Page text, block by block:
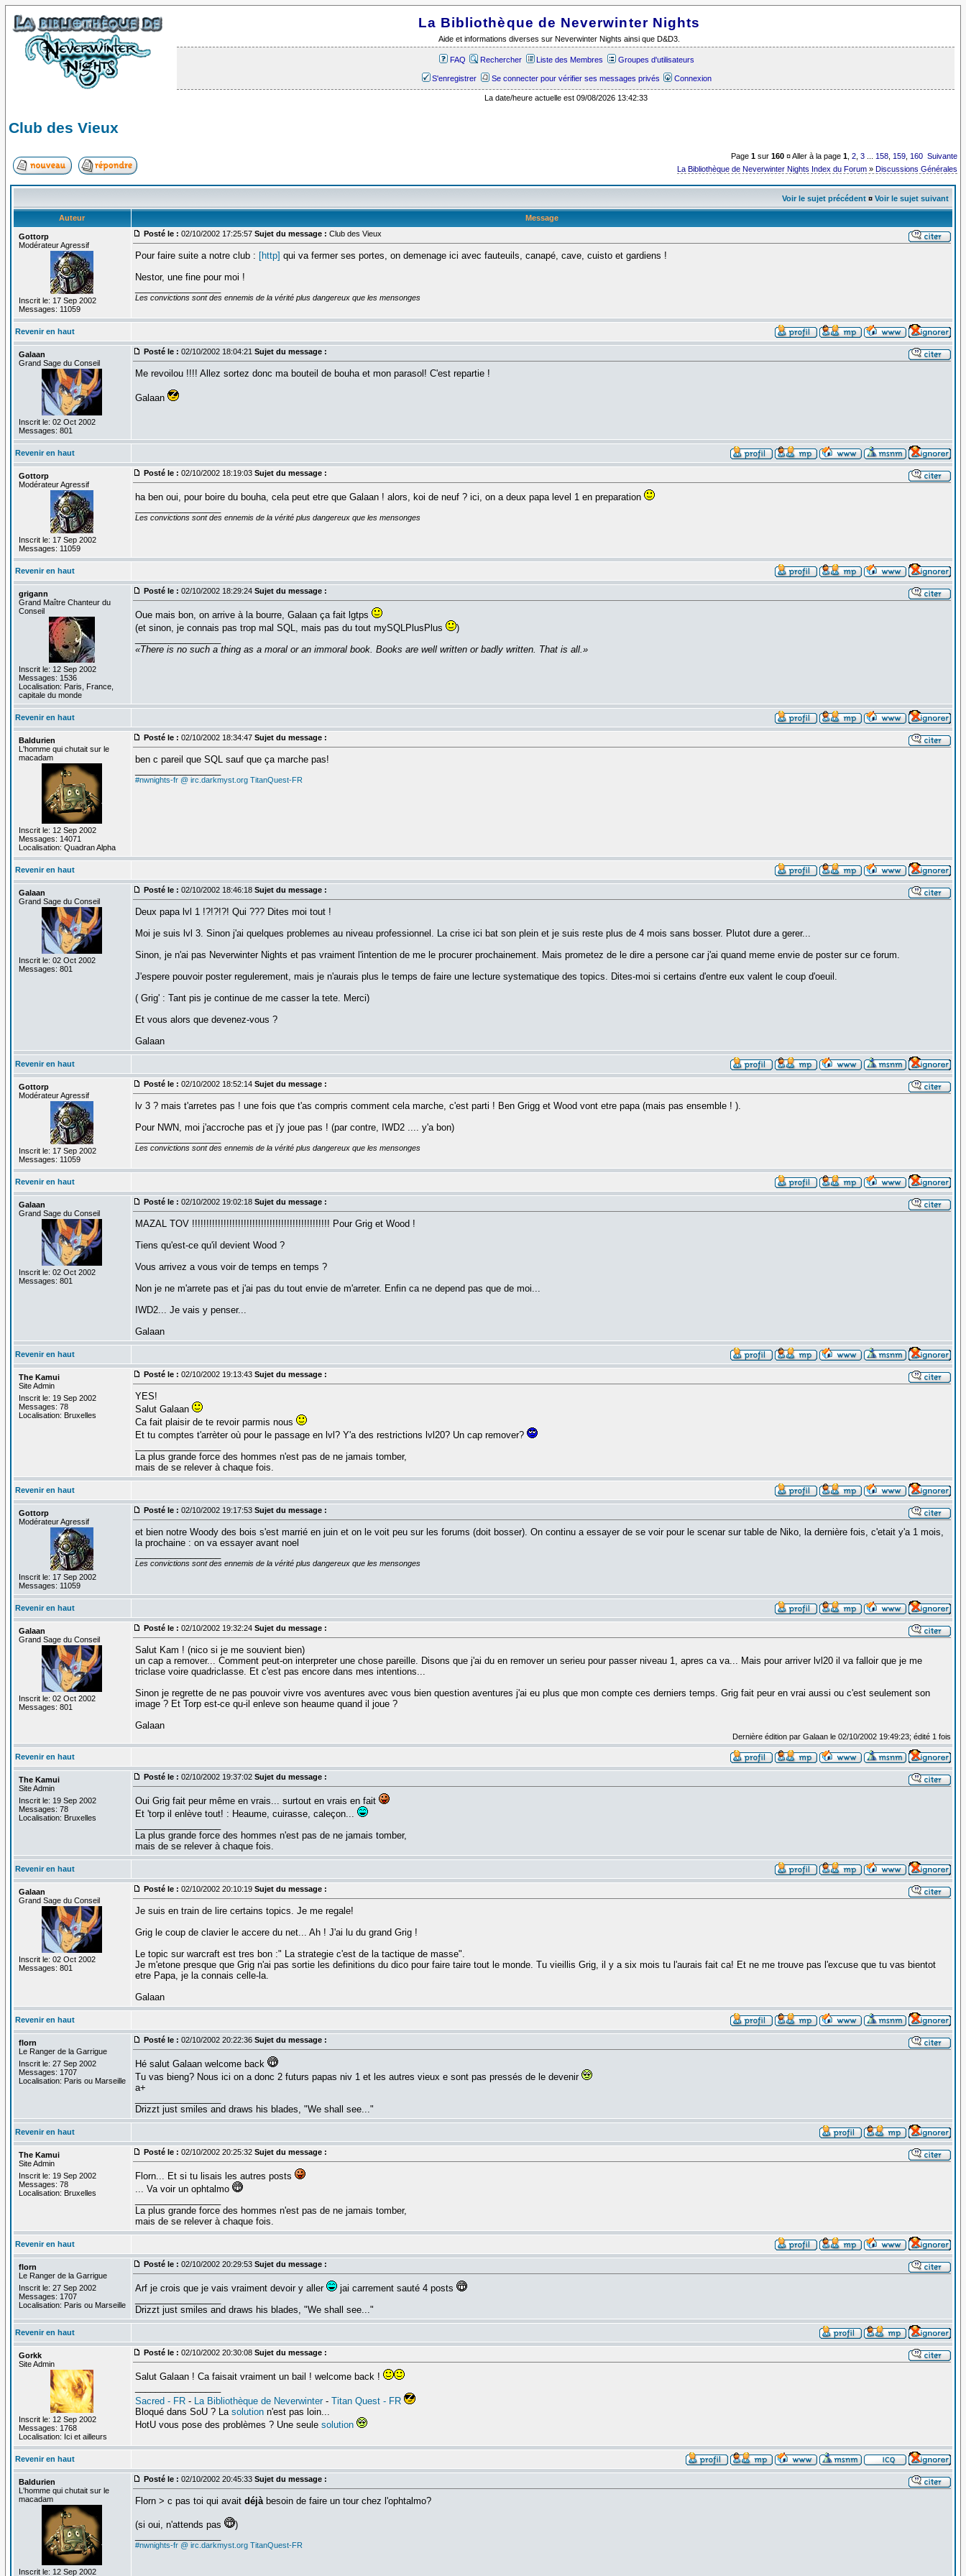
La Bibliothèque de Neverwinter Nights
Aide et informations diverses sur Neverwinter Nights ainsi que D&D3.
FAQ Rechercher Liste des Membres Groupes d'utilisateurs
S'enregistrer Se connecter pour vérifier ses messages privés Connexion
La date/heure actuelle est 09/08/2026 13:42:33
Club des Vieux
Page1 sur160 ¤ Aller à la page1 ,2 ,3 158 159 160 Suivante
La Bibliothèque de Neverwinter Nights Index du Forum »Discussions Générales
Voir le sujet précédent¤ Voir le sujet suivant
Auteur Message
Gottorp
Modérateur Agressif
Inscrit le: 17 Sep 2002
Messages: 11059
Posté le : 02/10/2002 17:25:57 Sujet du message : Club des Vieux
Pour faire suite a notre club : [http] qui va fermer ses portes, on demenage ici avec fauteuils, canapé, cave, cuisto et gardiens !
Nestor, une fine pour moi !
Les convictions sont des ennemis de la vérité plus dangereux que les mensonges
Revenir en haut
Galaan
Grand Sage du Conseil
Inscrit le: 02 Oct 2002
Messages: 801
Posté le : 02/10/2002 18:04:21 Sujet du message :
Me revoilou !!!! Allez sortez donc ma bouteil de bouha et mon parasol! C'est repartie !
Galaan
Revenir en haut
Gottorp
Modérateur Agressif
Inscrit le: 17 Sep 2002
Messages: 11059
Posté le : 02/10/2002 18:19:03 Sujet du message :
ha ben oui, pour boire du bouha, cela peut etre que Galaan ! alors, koi de neuf ? ici, on a deux papa level 1 en preparation
Les convictions sont des ennemis de la vérité plus dangereux que les mensonges
Revenir en haut
grigann
Grand Maître Chanteur du
Conseil
Inscrit le: 12 Sep 2002
Messages: 1536
Localisation: Paris, France,
capitale du monde
Posté le : 02/10/2002 18:29:24 Sujet du message :
Oue mais bon, on arrive à la bourre, Galaan ça fait lgtps
(et sinon, je connais pas trop mal SQL, mais pas du tout mySQLPlusPlus
)
«There is no such a thing as a moral or an immoral book. Books are well written or badly written. That is all.»
Revenir en haut
Baldurien
L'homme qui chutait sur le
macadam
Inscrit le: 12 Sep 2002
Messages: 14071
Localisation: Quadran Alpha
Posté le : 02/10/2002 18:34:47 Sujet du message :
ben c pareil que SQL sauf que ça marche pas!
#nwnights-fr @ irc.darkmyst.org TitanQuest-FR
Revenir en haut
Galaan
Grand Sage du Conseil
Inscrit le: 02 Oct 2002
Messages: 801
Posté le : 02/10/2002 18:46:18 Sujet du message :
Deux papa lvl 1 !?!?!?! Qui ??? Dites moi tout !
Moi je suis lvl 3. Sinon j'ai quelques problemes au niveau professionnel. La crise ici bat son plein et je suis reste plus de 4 mois sans bosser. Plutot dure a gerer...
Sinon, je n'ai pas Neverwinter Nights et pas vraiment l'intention de me le procurer prochainement. Mais prometez de le dire a persone car j'ai quand meme envie de poster sur ce forum.
J'espere pouvoir poster regulerement, mais je n'aurais plus le temps de faire une lecture systematique des topics. Dites-moi si certains d'entre eux valent le coup d'oeuil.
( Grig' : Tant pis je continue de me casser la tete. Merci)
Et vous alors que devenez-vous ?
Galaan
Revenir en haut
Gottorp
Modérateur Agressif
Inscrit le: 17 Sep 2002
Messages: 11059
Posté le : 02/10/2002 18:52:14 Sujet du message :
lv 3 ? mais t'arretes pas ! une fois que t'as compris comment cela marche, c'est parti ! Ben Grigg et Wood vont etre papa (mais pas ensemble ! ).
Pour NWN, moi j'accroche pas et j'y joue pas ! (par contre, IWD2 .... y'a bon)
Les convictions sont des ennemis de la vérité plus dangereux que les mensonges
Revenir en haut
Galaan
Grand Sage du Conseil
Inscrit le: 02 Oct 2002
Messages: 801
Posté le : 02/10/2002 19:02:18 Sujet du message :
MAZAL TOV !!!!!!!!!!!!!!!!!!!!!!!!!!!!!!!!!!!!!!!!!!!!!!!! Pour Grig et Wood !
Tiens qu'est-ce qu'il devient Wood ?
Vous arrivez a vous voir de temps en temps ?
Non je ne m'arrete pas et j'ai pas du tout envie de m'arreter. Enfin ca ne depend pas que de moi...
IWD2... Je vais y penser...
Galaan
Revenir en haut
The Kamui
Site Admin
Inscrit le: 19 Sep 2002
Messages: 78
Localisation: Bruxelles
Posté le : 02/10/2002 19:13:43 Sujet du message :
YES!
Salut Galaan
Ca fait plaisir de te revoir parmis nous
Et tu comptes t'arrèter où pour le passage en lvl? Y'a des restrictions lvl20? Un cap remover?
La plus grande force des hommes n'est pas de ne jamais tomber,
mais de se relever à chaque fois.
Revenir en haut
Gottorp
Modérateur Agressif
Inscrit le: 17 Sep 2002
Messages: 11059
Posté le : 02/10/2002 19:17:53 Sujet du message :
et bien notre Woody des bois s'est marrié en juin et on le voit peu sur les forums (doit bosser). On continu a essayer de se voir pour le scenar sur table de Niko, la dernière fois, c'etait y'a 1 mois,
la prochaine : on va essayer avant noel
Les convictions sont des ennemis de la vérité plus dangereux que les mensonges
Revenir en haut
Galaan
Grand Sage du Conseil
Inscrit le: 02 Oct 2002
Messages: 801
Posté le : 02/10/2002 19:32:24 Sujet du message :
Salut Kam ! (nico si je me souvient bien)
un cap a remover... Comment peut-on interpreter une chose pareille. Disons que j'ai du en remover un serieu pour passer niveau 1, apres ca va... Mais pour arriver lvl20 il va falloir que je me
triclase voire quadriclasse. Et c'est pas encore dans mes intentions...
Sinon je regrette de ne pas pouvoir vivre vos aventures avec vous bien question aventures j'ai eu plus que mon compte ces derniers temps. Grig fait peur en vrai aussi ou c'est seulement son
image ? Et Torp est-ce qu-il enleve son heaume quand il joue ?
Galaan
Dernière édition par Galaan le 02/10/2002 19:49:23; édité 1 fois
Revenir en haut
The Kamui
Site Admin
Inscrit le: 19 Sep 2002
Messages: 78
Localisation: Bruxelles
Posté le : 02/10/2002 19:37:02 Sujet du message :
Oui Grig fait peur même en vrais... surtout en vrais en fait
Et 'torp il enlève tout! : Heaume, cuirasse, caleçon...
La plus grande force des hommes n'est pas de ne jamais tomber,
mais de se relever à chaque fois.
Revenir en haut
Galaan
Grand Sage du Conseil
Inscrit le: 02 Oct 2002
Messages: 801
Posté le : 02/10/2002 20:10:19 Sujet du message :
Je suis en train de lire certains topics. Je me regale!
Grig le coup de clavier le accere du net... Ah ! J'ai lu du grand Grig !
Le topic sur warcraft est tres bon :" La strategie c'est de la tactique de masse".
Je m'etone presque que Grig n'ai pas sortie les definitions du dico pour faire taire tout le monde. Tu vieillis Grig, il y a six mois tu l'aurais fait ca! Et ne me trouve pas l'excuse que tu vas bientot
etre Papa, je la connais celle-la.
Galaan
Revenir en haut
florn
Le Ranger de la Garrigue
Inscrit le: 27 Sep 2002
Messages: 1707
Localisation: Paris ou Marseille
Posté le : 02/10/2002 20:22:36 Sujet du message :
Hé salut Galaan welcome back
Tu vas bieng? Nous ici on a donc 2 futurs papas niv 1 et les autres vieux e sont pas pressés de le devenir
a+
Drizzt just smiles and draws his blades, "We shall see..."
Revenir en haut
The Kamui
Site Admin
Inscrit le: 19 Sep 2002
Messages: 78
Localisation: Bruxelles
Posté le : 02/10/2002 20:25:32 Sujet du message :
Florn... Et si tu lisais les autres posts
... Va voir un ophtalmo
La plus grande force des hommes n'est pas de ne jamais tomber,
mais de se relever à chaque fois.
Revenir en haut
florn
Le Ranger de la Garrigue
Inscrit le: 27 Sep 2002
Messages: 1707
Localisation: Paris ou Marseille
Posté le : 02/10/2002 20:29:53 Sujet du message :
Arf je crois que je vais vraiment devoir y aller
jai carrement sauté 4 posts
Drizzt just smiles and draws his blades, "We shall see..."
Revenir en haut
Gorkk
Site Admin
Inscrit le: 12 Sep 2002
Messages: 1768
Localisation: Ici et ailleurs
Posté le : 02/10/2002 20:30:08 Sujet du message :
Salut Galaan ! Ca faisait vraiment un bail ! welcome back !
Sacred - FR- La Bibliothèque de Neverwinter- Titan Quest - FR
Bloqué dans SoU ? La solutionn'est pas loin...
HotU vous pose des problèmes ? Une seule solution
Revenir en haut
Baldurien
L'homme qui chutait sur le
macadam
Inscrit le: 12 Sep 2002
Posté le : 02/10/2002 20:45:33 Sujet du message :
Florn > c pas toi qui avait déjàbesoin de faire un tour chez l'ophtalmo?
(si oui, n'attends pas
)
#nwnights-fr @ irc.darkmyst.org TitanQuest-FR